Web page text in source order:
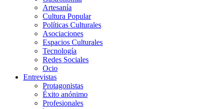
Artesanía
Cultura Popular
Políticas Culturales
Asociaciones
Espacios Culturales
Tecnología
Redes Sociales
Ocio
Entrevistas
Protagonistas
Éxito anónimo
Profesionales